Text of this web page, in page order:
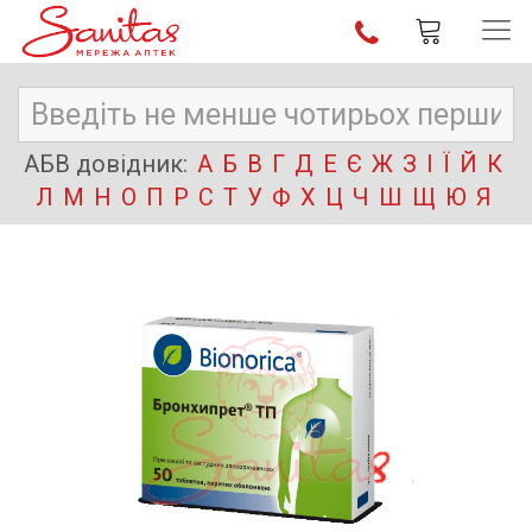
АБВ довідник: А Б В Г Д Е Є Ж З І Ї Й К
Л М Н О П Р С Т У Ф Х Ц Ч Ш Щ Ю Я